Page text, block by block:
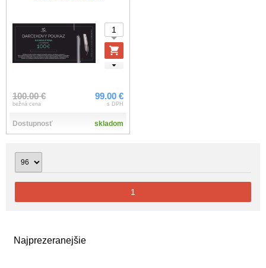
Najprezeranejšie
100.00 €
bežná cena
99.00 €
s DPH
Dostupnosť skladom
1